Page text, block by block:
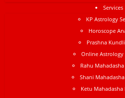
Services
KP Astrology
Horoscope
Prashna
Online Astrology
Rahu
Shani
Ketu Mahadasha